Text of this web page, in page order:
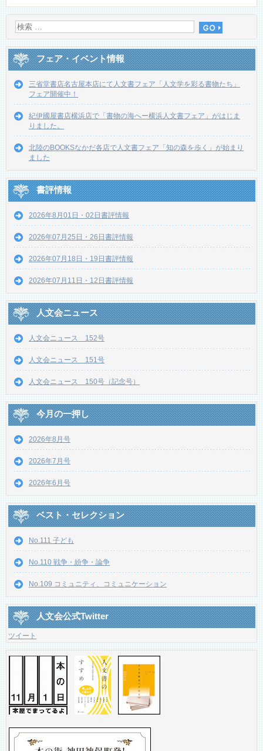
フェア・イベント情報
三省堂書店名古屋本店にて人文書フェア「人文学を彩る書物たち」
フェア開催中！
紀伊國屋書店横浜店で「書物の海へー横浜人文書フェア」がはじま
りました。
北陸のBOOKSなかだ各店で人文書フェア「知の森を歩く」が始まり
ました
書評情報
2026年8月01日・02日書評情報
2026年07月25日・26日書評情報
2026年07月18日・19日書評情報
2026年07月11日・12日書評情報
人文会ニュース
人文会ニュース 152号
人文会ニュース 151号
人文会ニュース 150号（記念号）
今月の一押し
2026年8月号
2026年7月号
2026年6月号
ベスト・セレクション
No.111 子ども
No.110 戦争・紛争・論争
No.109 コミュニティ、コミュニケーション
人文会公式Twitter
ツイート